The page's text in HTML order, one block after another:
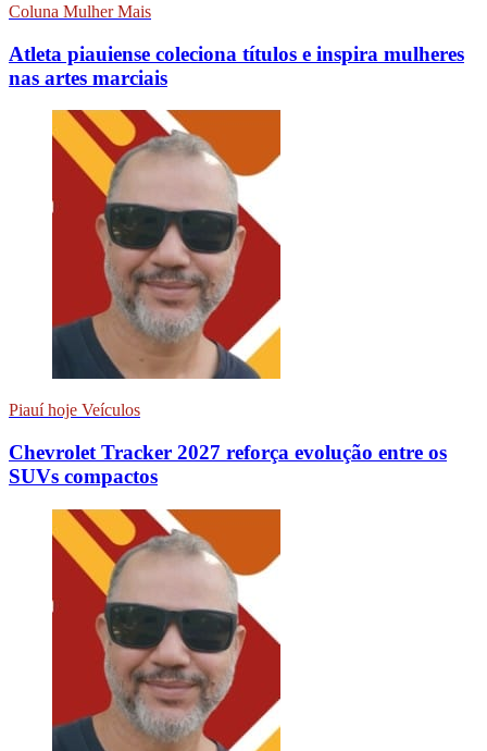
Coluna Mulher Mais
Atleta piauiense coleciona títulos e inspira mulheres
nas artes marciais
Piauí hoje Veículos
Chevrolet Tracker 2027 reforça evolução entre os
SUVs compactos